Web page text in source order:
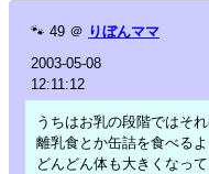
🐾 49 ＠ りぼんママ
2003-05-08
12:11:12
うちはお乳の段階ではそ
離乳食とか缶詰を食べる
どんどん体も大きくなっ